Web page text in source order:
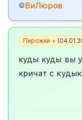
©ВиЛюров
Пирожки + (
куды куды вы
кричат с